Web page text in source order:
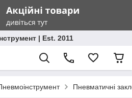
| Est. 2011
Пневматичні